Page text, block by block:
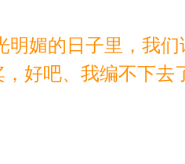
媚的日子里，我们
好吧、我编不下去